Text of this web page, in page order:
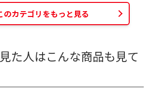
のカテゴリをもっと見る
た人はこんな商品も見て